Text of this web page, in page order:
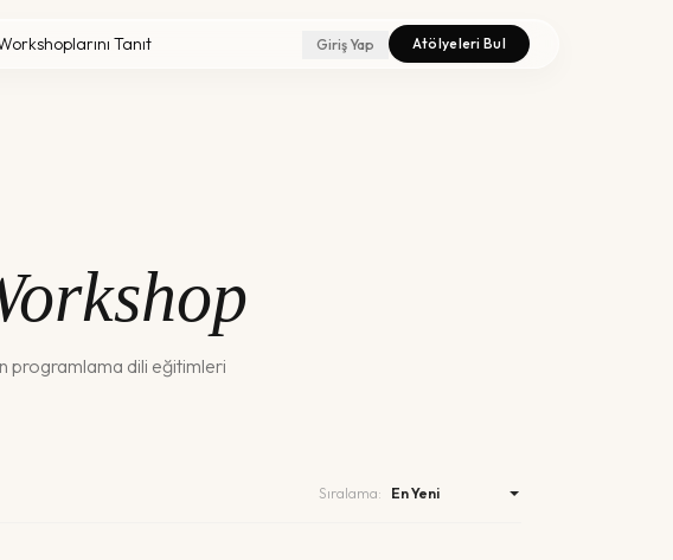
Tanıt Giriş Yap Atölyeleri Bul
programlama dili eğitimleri
Sıralama: